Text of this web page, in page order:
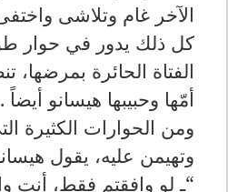
الآخر غام وتلاشى
كل ذلك يدور في حوار
الفتاة الحائرة بمرضها،
أمّها وحبيبها هيسانو أيضاً .
ومن الحوارات الكثيرة
وتهيمن عليه، يقول
“ـ لو وافقتم فقط، أنت